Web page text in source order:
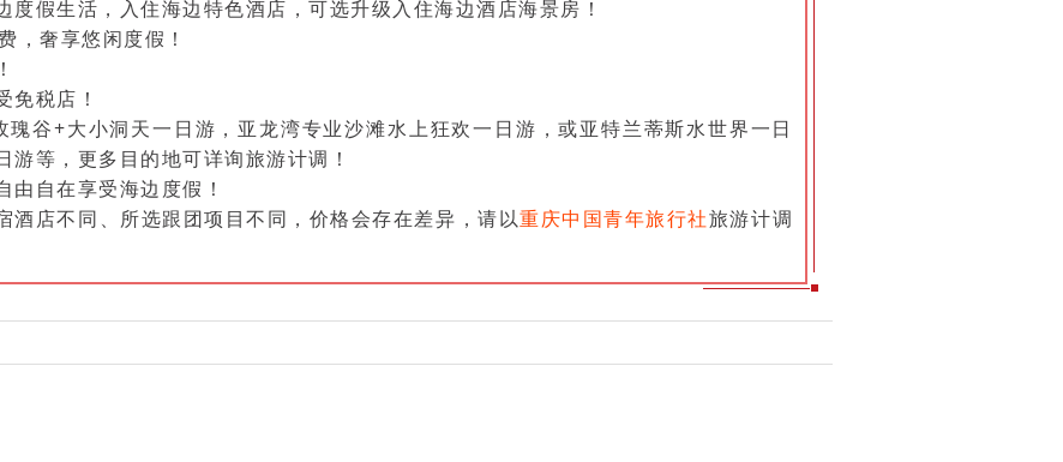
假生活，入住海边特色酒店，可选升级入住海边酒店海景房！
，奢享悠闲度假！
免税店！
谷+大小洞天一日游，亚龙湾专业沙滩水上狂欢一日游，或亚特兰蒂斯水世界一日
等，更多目的地可详询旅游计调！
自在享受海边度假！
酒店不同、所选跟团项目不同，价格会存在差异，请以重庆中国青年旅行社旅游计调